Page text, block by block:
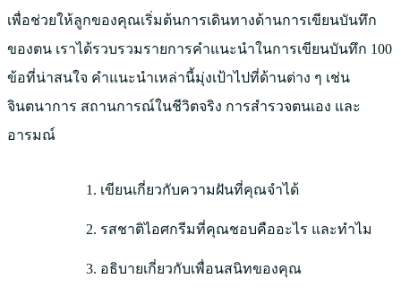
เพื่อช่วยให้ลูกของคุณเริ่มต้นการเดินทางด้านการเขียนบันทึก
ของตน เราได้รวบรวมรายการคำแนะนำในการเขียนบันทึก 100
ข้อที่น่าสนใจ คำแนะนำเหล่านี้มุ่งเป้าไปที่ด้านต่าง ๆ เช่น
จินตนาการ สถานการณ์ในชีวิตจริง การสำรวจตนเอง และ
อารมณ์
เขียนเกี่ยวกับความฝันที่คุณจำได้
รสชาติไอศกรีมที่คุณชอบคืออะไร และทำไม
อธิบายเกี่ยวกับเพื่อนสนิทของคุณ